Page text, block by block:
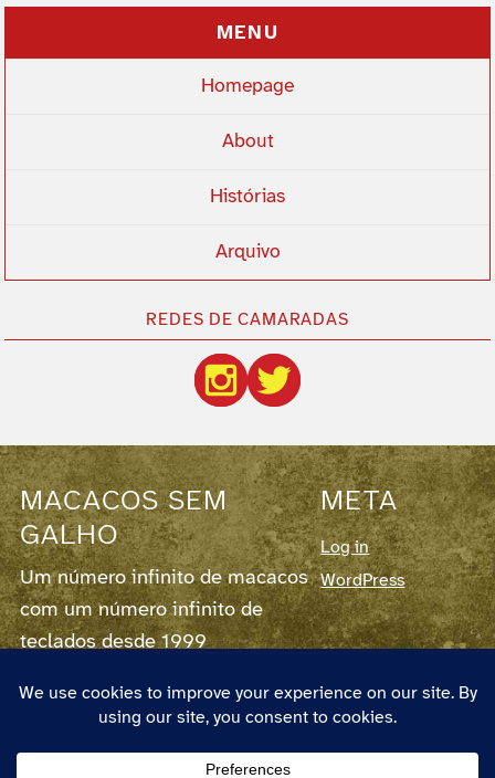
MENU
Homepage
About
Histórias
Arquivo
REDES DE CAMARADAS
MACACOS SEM
GALHO
Um número infinito de macacos
com um número infinito de
teclados desde 1999
fornece RSS para os Postse para os
Comentários.
O autor chama-se Pedro Couto e Santos,
META
Log in
WordPress